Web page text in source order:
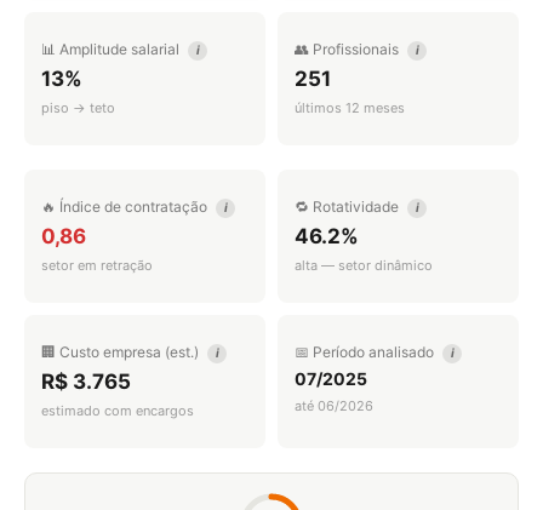
📊 Amplitude salarial i
13%
piso → teto
👥 Profissionais i
251
últimos 12 meses
🔥 Índice de contratação i
0,86
setor em retração
🔁 Rotatividade i
46.2%
alta — setor dinâmico
🏢 Custo empresa (est.) i
R$ 3.765
estimado com encargos
📅 Período analisado i
07/2025
até 06/2026